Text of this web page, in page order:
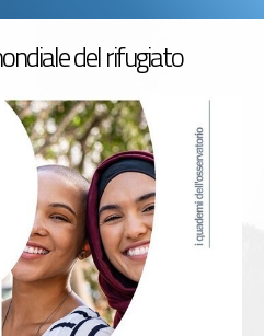
del rifugiato